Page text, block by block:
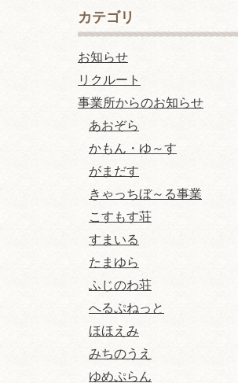
カテゴリ
お知らせ
リクルート
事業所からのお知らせ
あおぞら
かもん・ゆ～す
がまだす
きゃっちぼ～る事業
こすもす荘
すまいる
たまゆら
ふじのわ荘
へるぷねっと
ほほえみ
みちのうえ
ゆめぷらん